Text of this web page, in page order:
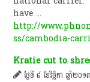
have...
http://
ss/cambodia-
Kratie cut to
ថ្ងៃទី ៨ ខែវិច្ឆិកា ឆ្នាំ២០